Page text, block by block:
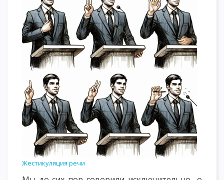
Жестикуляция речи